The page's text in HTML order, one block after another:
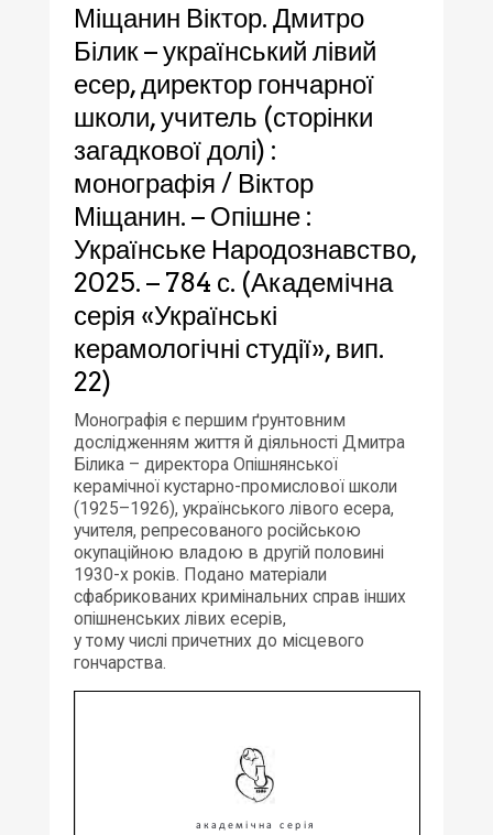
Міщанин Віктор. Дмитро
Білик – український лівий
есер, директор гончарної
школи, учитель (сторінки
загадкової долі) :
монографія / Віктор
Міщанин. – Опішне :
Українське Народознавство,
2025. – 784 с. (Академічна
серія «Українські
керамологічні студії», вип.
22)
Монографія є першим ґрунтовним
дослідженням життя й діяльності Дмитра
Білика – директора Опішнянської
керамічної кустарно-промислової школи
(1925–1926), українського лівого есера,
учителя, репресованого російською
окупаційною владою в другій половині
1930-х років. Подано матеріали
сфабрикованих кримінальних справ інших
опішненських лівих есерів,
у тому числі причетних до місцевого
гончарства.